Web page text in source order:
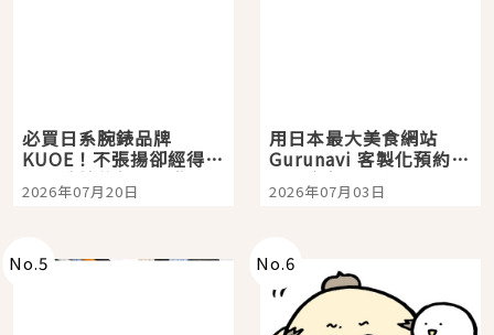
必買日系腕錶品牌
KUOE！不張揚卻經得起
時間洗鍊的經典之作五
選
2026年07月20日
用日本最大美食網站
Gurunavi 客製化預約九
大都市餐廳，打造專屬
美食體驗！
2026年07月03日
No.5 No.6